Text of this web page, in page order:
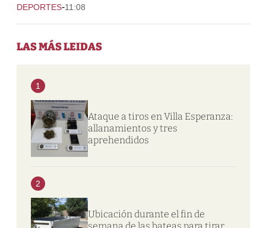
DEPORTES-11:08
LAS MÁS LEIDAS
1
Ataque a tiros en Villa Esperanza:
allanamientos y tres
aprehendidos
2
Ubicación durante el fin de
semana de las bateas para tirar